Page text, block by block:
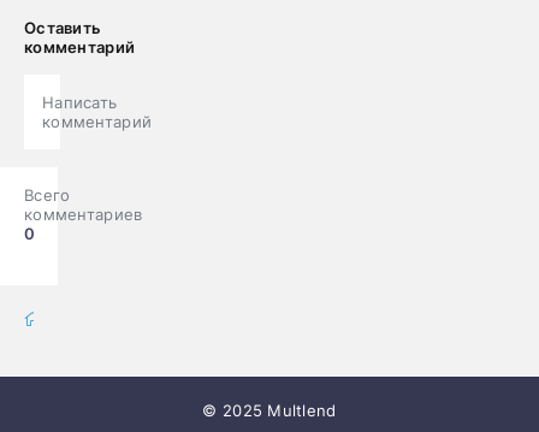
Оставить
комментарий
Написать
комментарий
Всего
комментариев
0
© 2025 Multlend